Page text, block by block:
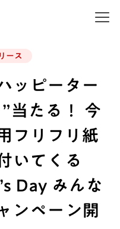
ース
ッピーター
当たる！ 今
フリフリ紙
いてくる
Day みんな
ンペーン開